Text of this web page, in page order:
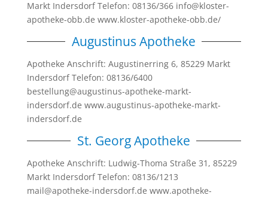
Markt Indersdorf Telefon: 08136/366 info@kloster-
apotheke-obb.de www.kloster-apotheke-obb.de/
Augustinus Apotheke
Apotheke Anschrift: Augustinerring 6, 85229 Markt
Indersdorf Telefon: 08136/6400
bestellung@augustinus-apotheke-markt-
indersdorf.de www.augustinus-apotheke-markt-
indersdorf.de
St. Georg Apotheke
Apotheke Anschrift: Ludwig-Thoma Straße 31, 85229
Markt Indersdorf Telefon: 08136/1213
mail@apotheke-indersdorf.de www.apotheke-